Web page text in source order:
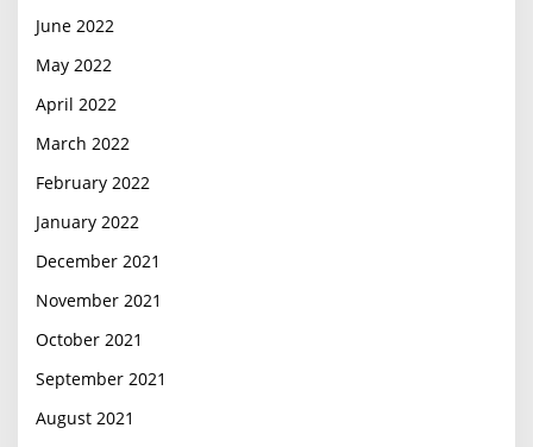
June 2022
May 2022
April 2022
March 2022
February 2022
January 2022
December 2021
November 2021
October 2021
September 2021
August 2021